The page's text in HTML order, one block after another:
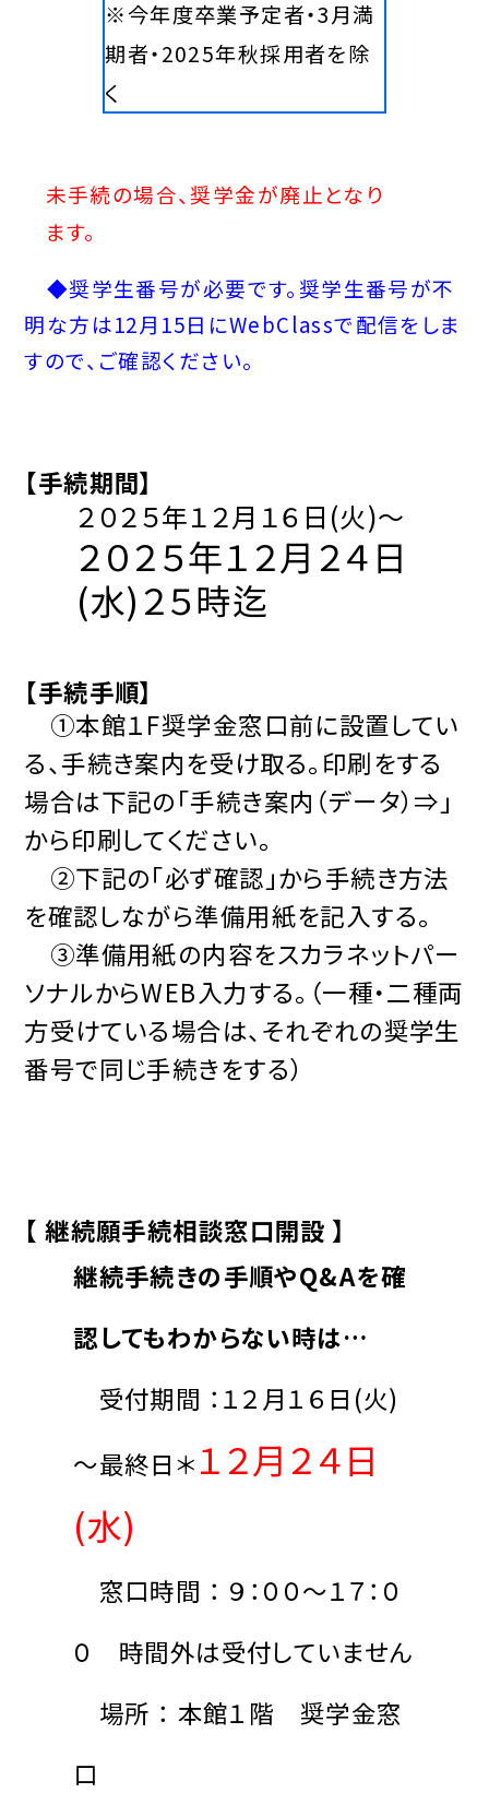
※今年度卒業予定者・3月満
期者・2025年秋採用者を除
く
未手続の場合、奨学金が廃止となり
ます。
◆奨学生番号が必要です。奨学生番号が不
明な方は12月15日にWebClassで配信をしま
すので、ご確認ください。
【手続期間】
２０２５年１２月１６日(火)～
２０２５年１２月２４日
(水)２５時迄
【手続手順】
①本館１F奨学金窓口前に設置してい
る、手続き案内を受け取る。印刷をする
場合は下記の「手続き案内（データ）⇒」
から印刷してください。
②下記の「必ず確認」から手続き方法
を確認しながら準備用紙を記入する。
③準備用紙の内容をスカラネットパー
ソナルからWEB入力する。（一種・二種両
方受けている場合は、それぞれの奨学生
番号で同じ手続きをする）
【 継続願手続相談窓口開設 】
継続手続きの手順やQ&Aを確
認してもわからない時は…
受付期間 ：１２月１６日(火)
～最終日＊１２月２４日
(水)
窓口時間 ： ９：００～１７：０
０ 時間外は受付していません
場所 ： 本館１階 奨学金窓
口